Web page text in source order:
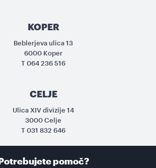
KOPER
Beblerjeva ulica 13
6000 Koper
T 064 236 516
CELJE
Ulica XIV divizije 14
3000 Celje
T 031 832 646
Potrebujete pomoč?